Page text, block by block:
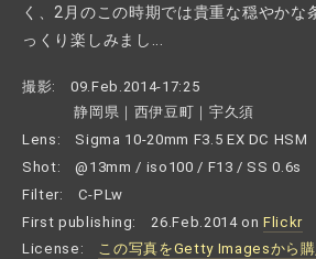
く、2月のこの時期では貴重な穏やかな
っくり楽しみまし...
撮影:
09.Feb.2014-17:25
静岡県｜西伊豆町｜宇久須
Lens:
Sigma 10-20mm F3.5 EX DC HSM
Shot:
@13mm / iso100 / F13 / SS 0.6s
Filter:
C-PLw
First publishing:
26.Feb.2014 onFlickr
License:
この写真をGetty Imagesから購